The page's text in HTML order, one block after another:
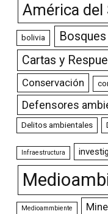
América del
bolivia Bosques
Cartas y
Conservación
Defensores
Delitos ambientales
Infraestructura
Medioammbiente